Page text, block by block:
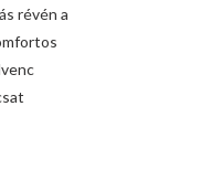
révén a